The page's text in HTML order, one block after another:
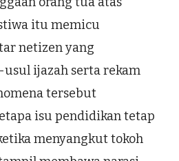
itu memicu
netizen yang
ijazah serta rekam
tersebut
isu pendidikan tetap
menyangkut tokoh